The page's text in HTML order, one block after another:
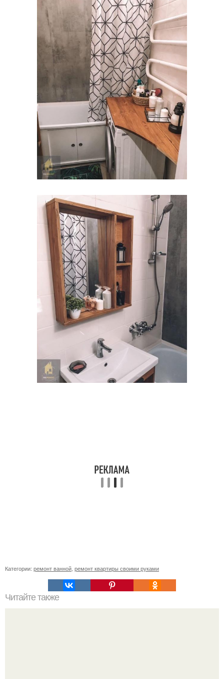
Категории: ремонт ванной ремонт квартиры своими руками
Читайте также